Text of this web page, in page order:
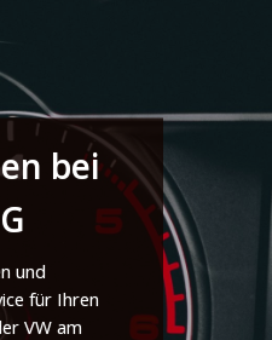
bei
und
für Ihren
VW am